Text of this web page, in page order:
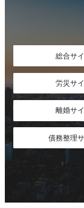
総合サ
労災サ
離婚サ
債務整理